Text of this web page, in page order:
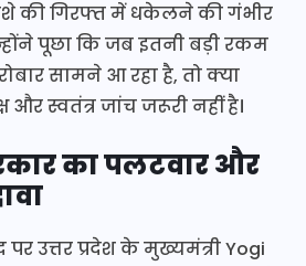
की गिरफ्त में धकेलने की गंभीर
पूछा कि जब इतनी बड़ी रकम
सामने आ रहा है, तो क्या
और स्वतंत्र जांच जरूरी नहीं है।
का पलटवार और
पर उत्तर प्रदेश के मुख्यमंत्री Yogi